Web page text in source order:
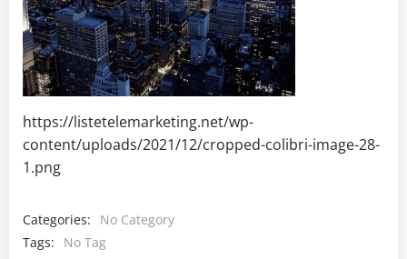
https://listetelemarketing.net/wp-
content/uploads/2021/12/cropped-colibri-image-28-
1.png
Categories:
No Category
Tags:
No Tag